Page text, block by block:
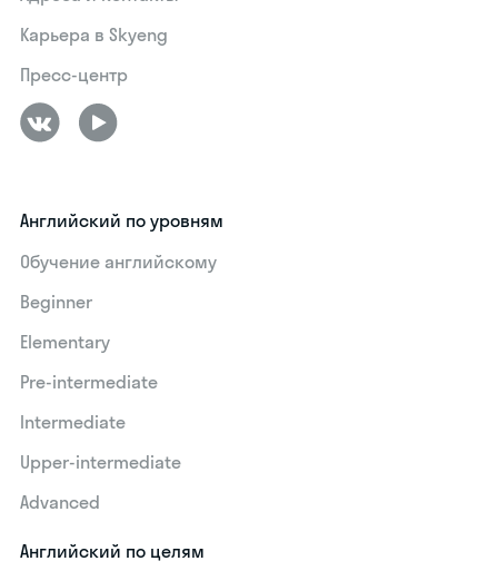
Карьера в Skyeng
Пресс-центр
Английский по уровням
Обучение английскому
Beginner
Elementary
Pre-intermediate
Intermediate
Upper-intermediate
Advanced
Английский по целям